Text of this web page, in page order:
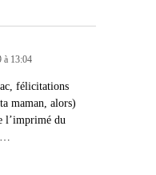
à 13:04
félicitations
maman, alors)
l’imprimé du